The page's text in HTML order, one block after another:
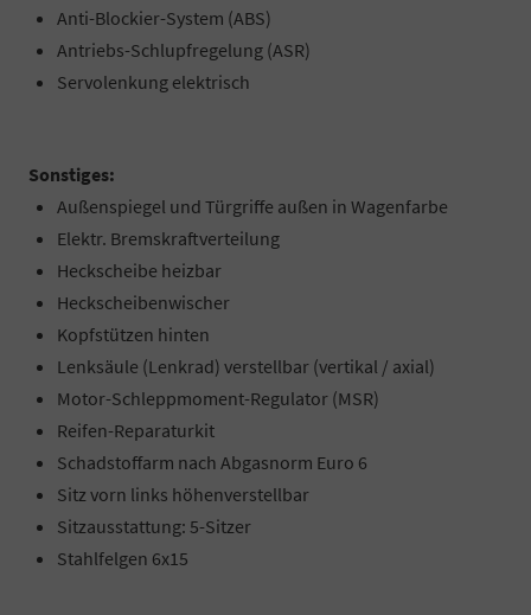
Anti-Blockier-System (ABS)
Antriebs-Schlupfregelung (ASR)
Servolenkung elektrisch
Sonstiges:
Außenspiegel und Türgriffe außen in Wagenfarbe
Elektr. Bremskraftverteilung
Heckscheibe heizbar
Heckscheibenwischer
Kopfstützen hinten
Lenksäule (Lenkrad) verstellbar (vertikal / axial)
Motor-Schleppmoment-Regulator (MSR)
Reifen-Reparaturkit
Schadstoffarm nach Abgasnorm Euro 6
Sitz vorn links höhenverstellbar
Sitzausstattung: 5-Sitzer
Stahlfelgen 6x15